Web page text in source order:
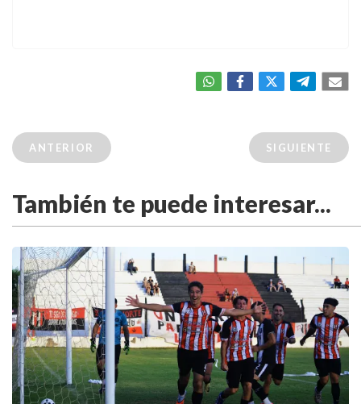
ANTERIOR SIGUIENTE
También te puede interesar...